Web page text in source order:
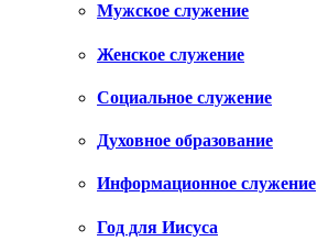
Мужское служение
Женское служение
Социальное служение
Духовное образование
Информационное служение
Год для Иисуса